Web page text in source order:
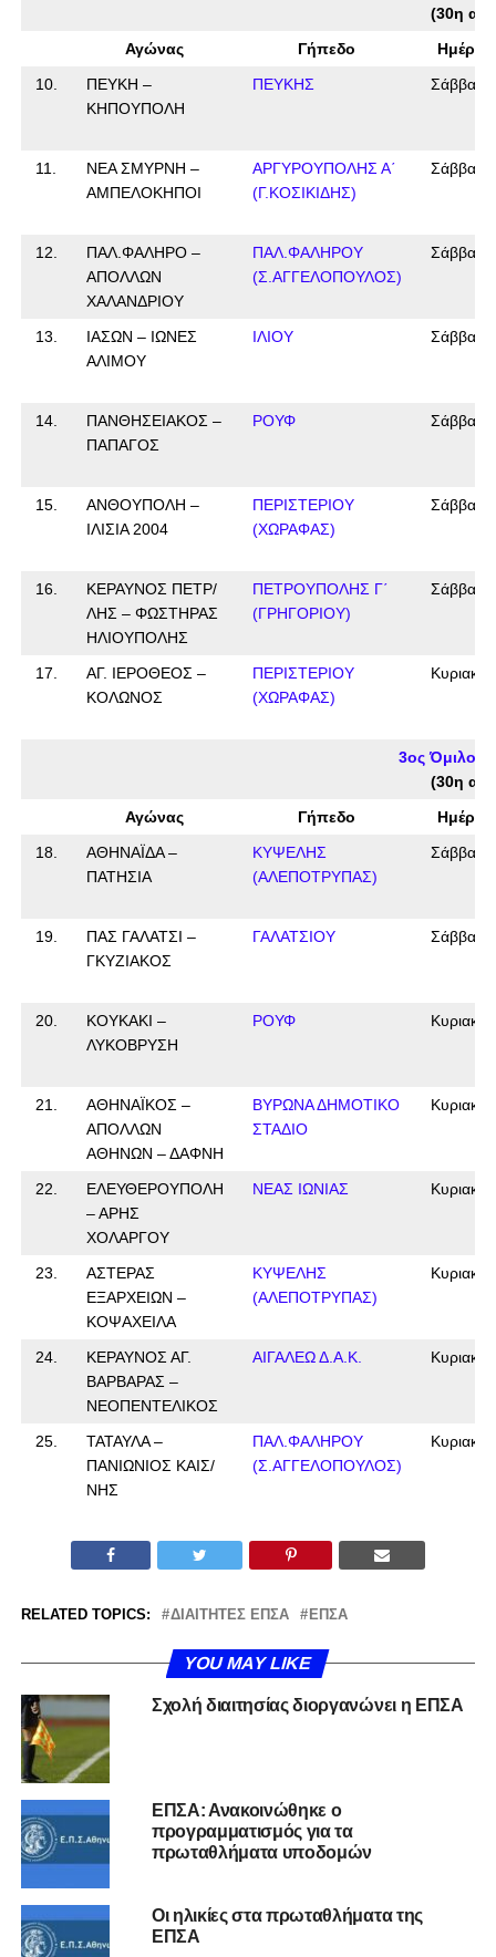
(30η
Αγώνας
Γήπεδο
Ημέρα
10.
ΠΕΥΚΗ –
ΚΗΠΟΥΠΟΛΗ
ΠΕΥΚΗΣ Σάββατο
11.
ΝΕΑ ΣΜΥΡΝΗ –
ΑΜΠΕΛΟΚΗΠΟΙ
ΑΡΓΥΡΟΥΠΟΛΗΣ Α΄
(Γ.ΚΟΣΙΚΙΔΗΣ)
Σάββατο
12.
ΠΑΛ.ΦΑΛΗΡΟ –
ΑΠΟΛΛΩΝ
ΧΑΛΑΝΔΡΙΟΥ
ΠΑΛ.ΦΑΛΗΡΟΥ
(Σ.ΑΓΓΕΛΟΠΟΥΛΟΣ)
Σάββατο
13.
ΙΑΣΩΝ – ΙΩΝΕΣ
ΑΛΙΜΟΥ
ΙΛΙΟΥ Σάββατο
14.
ΠΑΝΘΗΣΕΙΑΚΟΣ –
ΠΑΠΑΓΟΣ
ΡΟΥΦ Σάββατο
15.
ΑΝΘΟΥΠΟΛΗ –
ΙΛΙΣΙΑ 2004
ΠΕΡΙΣΤΕΡΙΟΥ
(ΧΩΡΑΦΑΣ)
Σάββατο
16.
ΚΕΡΑΥΝΟΣ ΠΕΤΡ/
ΛΗΣ – ΦΩΣΤΗΡΑΣ
ΗΛΙΟΥΠΟΛΗΣ
ΠΕΤΡΟΥΠΟΛΗΣ Γ΄
(ΓΡΗΓΟΡΙΟΥ)
Σάββατο
17.
ΑΓ. ΙΕΡΟΘΕΟΣ –
ΚΟΛΩΝΟΣ
ΠΕΡΙΣΤΕΡΙΟΥ
(ΧΩΡΑΦΑΣ)
Κυριακή
3ος Όμιλος
(30η
Αγώνας
Γήπεδο
Ημέρα
18.
ΑΘΗΝΑΪΔΑ –
ΠΑΤΗΣΙΑ
ΚΥΨΕΛΗΣ
(ΑΛΕΠΟΤΡΥΠΑΣ)
Σάββατο
19.
ΠΑΣ ΓΑΛΑΤΣΙ –
ΓΚΥΖΙΑΚΟΣ
ΓΑΛΑΤΣΙΟΥ Σάββατο
20.
ΚΟΥΚΑΚΙ –
ΛΥΚΟΒΡΥΣΗ
ΡΟΥΦ Κυριακή
21.
ΑΘΗΝΑΪΚΟΣ –
ΑΠΟΛΛΩΝ
ΑΘΗΝΩΝ – ΔΑΦΝΗ
ΒΥΡΩΝΑ ΔΗΜΟΤΙΚΟ
ΣΤΑΔΙΟ
Κυριακή
22.
ΕΛΕΥΘΕΡΟΥΠΟΛΗ
– ΑΡΗΣ
ΧΟΛΑΡΓΟΥ
ΝΕΑΣ ΙΩΝΙΑΣ Κυριακή
23.
ΑΣΤΕΡΑΣ
ΕΞΑΡΧΕΙΩΝ –
ΚΟΨΑΧΕΙΛΑ
ΚΥΨΕΛΗΣ
(ΑΛΕΠΟΤΡΥΠΑΣ)
Κυριακή
24.
ΚΕΡΑΥΝΟΣ ΑΓ.
ΒΑΡΒΑΡΑΣ –
ΝΕΟΠΕΝΤΕΛΙΚΟΣ
ΑΙΓΑΛΕΩ Δ.Α.Κ. Κυριακή
25.
ΤΑΤΑΥΛΑ –
ΠΑΝΙΩΝΙΟΣ ΚΑΙΣ/
ΝΗΣ
ΠΑΛ.ΦΑΛΗΡΟΥ
(Σ.ΑΓΓΕΛΟΠΟΥΛΟΣ)
Κυριακή
RELATED TOPICS: ΔΙΑΙΤΗΤΈΣ ΕΠΣΑ ΕΠΣΑ
YOU MAY LIKE
Σχολή διαιτησίας διοργανώνει η ΕΠΣΑ
ΕΠΣΑ: Ανακοινώθηκε ο
προγραμματισμός για τα
πρωταθλήματα υποδομών
Οι ηλικίες στα πρωταθλήματα της
ΕΠΣΑ